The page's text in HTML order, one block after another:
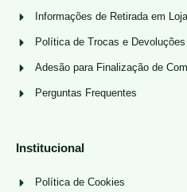
Informações de Retirada em Loja
Política de Trocas e Devoluções
Adesão para Finalização de
Perguntas Frequentes
Institucional
Política de Cookies